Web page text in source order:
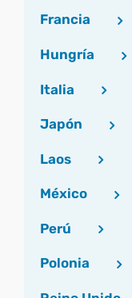
Francia
Hungría
Italia
Japón
Laos
México
Perú
Polonia